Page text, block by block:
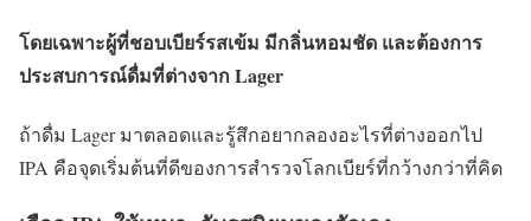
โดยเฉพาะผู้ที่ชอบเบียร์รสเข้ม มีกลิ่นหอมชัด และต้องการ
ประสบการณ์ดื่มที่ต่างจาก Lager
ถ้าดื่ม Lager มาตลอดและรู้สึกอยากลองอะไรที่ต่างออกไป
IPA คือจุดเริ่มต้นที่ดีของการสำรวจโลกเบียร์ที่กว้างกว่าที่คิด